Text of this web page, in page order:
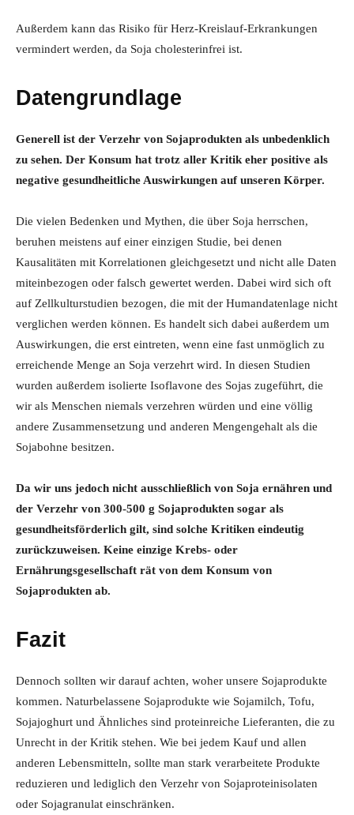
Außerdem kann das Risiko für Herz-Kreislauf-Erkrankungen
vermindert werden, da Soja cholesterinfrei ist.
Datengrundlage
Generell ist der Verzehr von Sojaprodukten als unbedenklich
zu sehen. Der Konsum hat trotz aller Kritik eher positive als
negative gesundheitliche Auswirkungen auf unseren Körper.
Die vielen Bedenken und Mythen, die über Soja herrschen,
beruhen meistens auf einer einzigen Studie, bei denen
Kausalitäten mit Korrelationen gleichgesetzt und nicht alle Daten
miteinbezogen oder falsch gewertet werden. Dabei wird sich oft
auf Zellkulturstudien bezogen, die mit der Humandatenlage nicht
verglichen werden können. Es handelt sich dabei außerdem um
Auswirkungen, die erst eintreten, wenn eine fast unmöglich zu
erreichende Menge an Soja verzehrt wird. In diesen Studien
wurden außerdem isolierte Isoflavone des Sojas zugeführt, die
wir als Menschen niemals verzehren würden und eine völlig
andere Zusammensetzung und anderen Mengengehalt als die
Sojabohne besitzen.
Da wir uns jedoch nicht ausschließlich von Soja ernähren und
der Verzehr von 300-500 g Sojaprodukten sogar als
gesundheitsförderlich gilt, sind solche Kritiken eindeutig
zurückzuweisen. Keine einzige Krebs- oder
Ernährungsgesellschaft rät von dem Konsum von
Sojaprodukten ab.
Fazit
Dennoch sollten wir darauf achten, woher unsere Sojaprodukte
kommen. Naturbelassene Sojaprodukte wie Sojamilch, Tofu,
Sojajoghurt und Ähnliches sind proteinreiche Lieferanten, die zu
Unrecht in der Kritik stehen. Wie bei jedem Kauf und allen
anderen Lebensmitteln, sollte man stark verarbeitete Produkte
reduzieren und lediglich den Verzehr von Sojaproteinisolaten
oder Sojagranulat einschränken.